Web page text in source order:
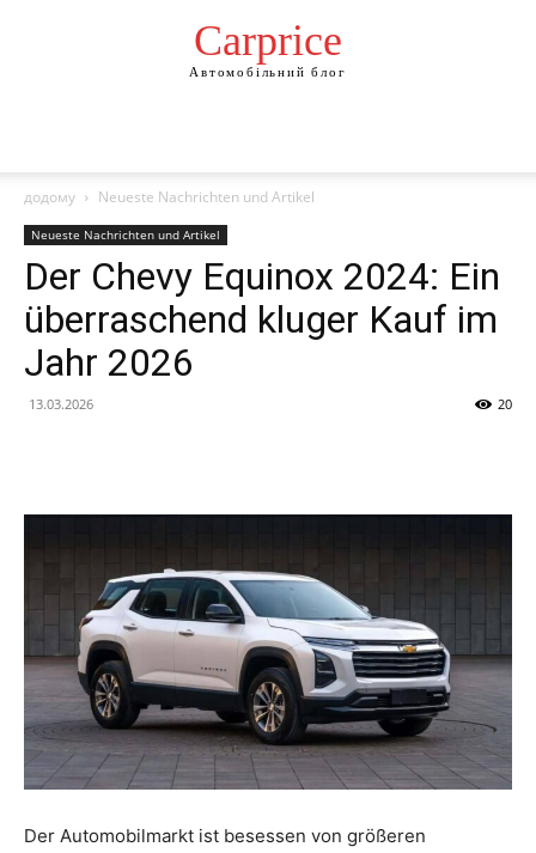
Сarprice
Автомобільний блог
додому Neueste Nachrichten und Artikel
Neueste Nachrichten und Artikel
Der Chevy Equinox 2024: Ein
überraschend kluger Kauf im
Jahr 2026
13.03.2026 20
Der Automobilmarkt ist besessen von größeren